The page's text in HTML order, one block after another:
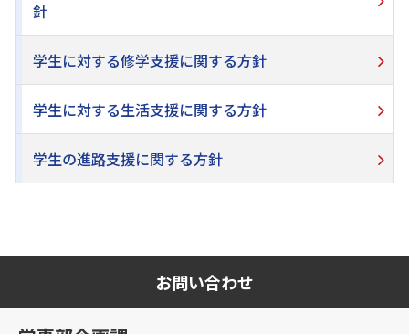
針
学生に対する修学支援に関する方針
学生に対する生活支援に関する方針
学生の進路支援に関する方針
お問い合わせ